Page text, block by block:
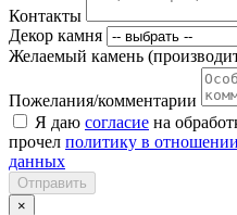
Контакты
Декор камня
Желаемый камень
Пожелания/комментарии
Я даю согласие на
прочел политику в
данных
Отправить
×